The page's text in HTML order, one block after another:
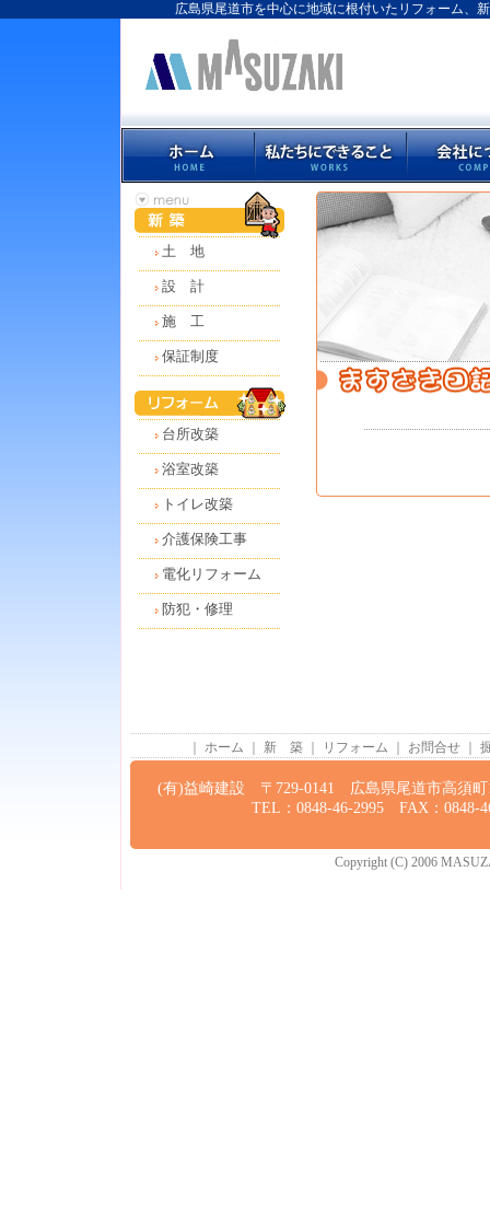
広島県尾道市を中心に地域に根付いたリフォーム、
土 地
設 計
施 工
保証制度
台所改築
浴室改築
トイレ改築
介護保険工事
電化リフォーム
防犯・修理
ホーム 新 築 リフォーム お問合せ
(有)益崎建設 〒729-0141 広島県尾道市高須町
TEL：0848-46-2995 FAX：0848-
Copyright (C) 2006